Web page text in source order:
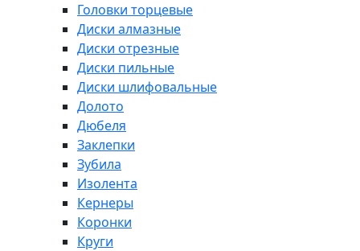
Головки торцевые
Диски алмазные
Диски отрезные
Диски пильные
Диски шлифовальные
Долото
Дюбеля
Заклепки
Зубила
Изолента
Кернеры
Коронки
Круги